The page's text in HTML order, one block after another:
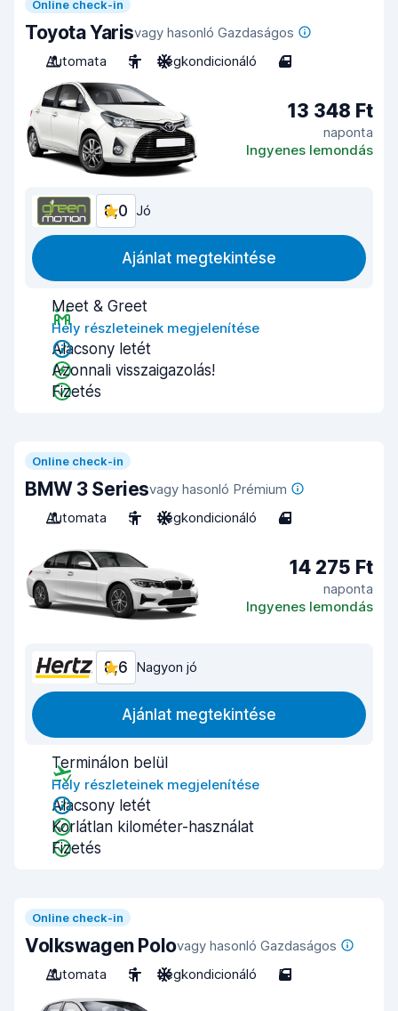
Online check-in
Toyota Yarisvagy hasonló Gazdaságos
Automata
5 Légkondicionáló 4
13 348 Ft
naponta
Ingyenes lemondás
8,0 Jó
Ajánlat megtekintése
Meet & Greet
Hely részleteinek megjelenítése
Alacsony letét
Azonnali visszaigazolás!
Fizetés
Online check-in
BMW 3 Seriesvagy hasonló Prémium
Automata
5 Légkondicionáló 4
14 275 Ft
naponta
Ingyenes lemondás
8,6 Nagyon jó
Ajánlat megtekintése
Terminálon belül
Hely részleteinek megjelenítése
Alacsony letét
Korlátlan kilométer-használat
Fizetés
Online check-in
Volkswagen Polovagy hasonló Gazdaságos
Automata
5 Légkondicionáló 5